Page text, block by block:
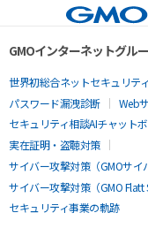
GMOインターネットグル
世界初総合ネットセキュリテ
パスワード漏洩診断
Web
セキュリティ相談AIチャット
実在証明・盗聴対策
サイバー攻撃対策（GMOサイ
サイバー攻撃対策（GMO Flatt
セキュリティ事業の軌跡